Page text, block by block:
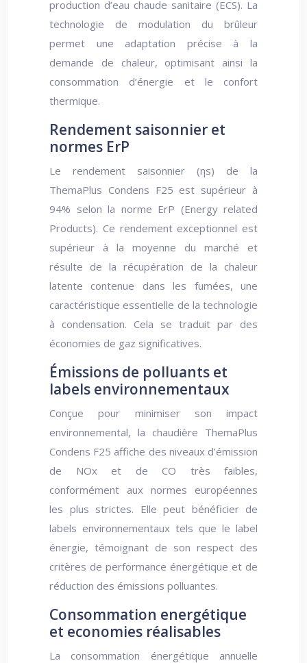
production d’eau chaude sanitaire (ECS). La
technologie de modulation du brûleur
permet une adaptation précise à la
demande de chaleur, optimisant ainsi la
consommation d’énergie et le confort
thermique.
Rendement saisonnier et
normes ErP
Le rendement saisonnier (ηs) de la
ThemaPlus Condens F25 est supérieur à
94% selon la norme ErP (Energy related
Products). Ce rendement exceptionnel est
supérieur à la moyenne du marché et
résulte de la récupération de la chaleur
latente contenue dans les fumées, une
caractéristique essentielle de la technologie
à condensation. Cela se traduit par des
économies de gaz significatives.
Émissions de polluants et
labels environnementaux
Conçue pour minimiser son impact
environnemental, la chaudière ThemaPlus
Condens F25 affiche des niveaux d’émission
de NOx et de CO très faibles,
conformément aux normes européennes
les plus strictes. Elle peut bénéficier de
labels environnementaux tels que le label
énergie, témoignant de son respect des
critères de performance énergétique et de
réduction des émissions polluantes.
Consommation energétique
et economies réalisables
La consommation énergétique annuelle